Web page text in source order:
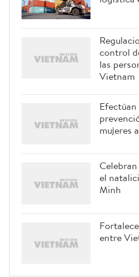
control
las
Vietnam
mujeres
el
Minh
entre